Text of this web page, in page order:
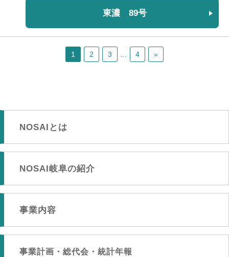
東濃 89号
1 2 3 4 »
NOSAIとは
NOSAI岐阜の紹介
事業内容
事業計画・総代会・統計年報